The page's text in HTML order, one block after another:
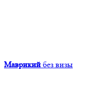
Маврикий без визы